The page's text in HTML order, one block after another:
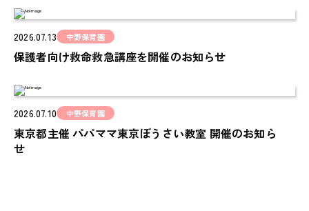
保護者様の声
VOICE
お知らせ
会社概要
COMPANY
2026.07.13 中野保育園
保護者向け救命救急講座を開催のお知らせ
2026.07.10 中野保育園
東京都主催 パパママ東京ぼうさい教室 開催のお知ら
せ